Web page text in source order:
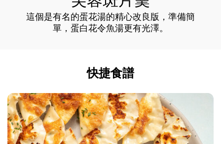
這個是有名的蛋花湯的精心改良版，準備簡
單，蛋白花令魚湯更有光澤。
快捷食譜